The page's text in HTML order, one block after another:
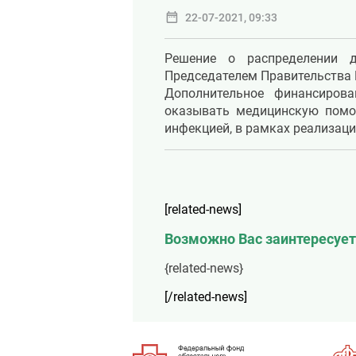
date_range 22-07-2021, 09:33
Решение о распределении
Председателем
Дополнительное
оказывать медицинскую
инфекцией, в рамках
[related-news]
Возможно Вас
{related-news}
[/related-news]